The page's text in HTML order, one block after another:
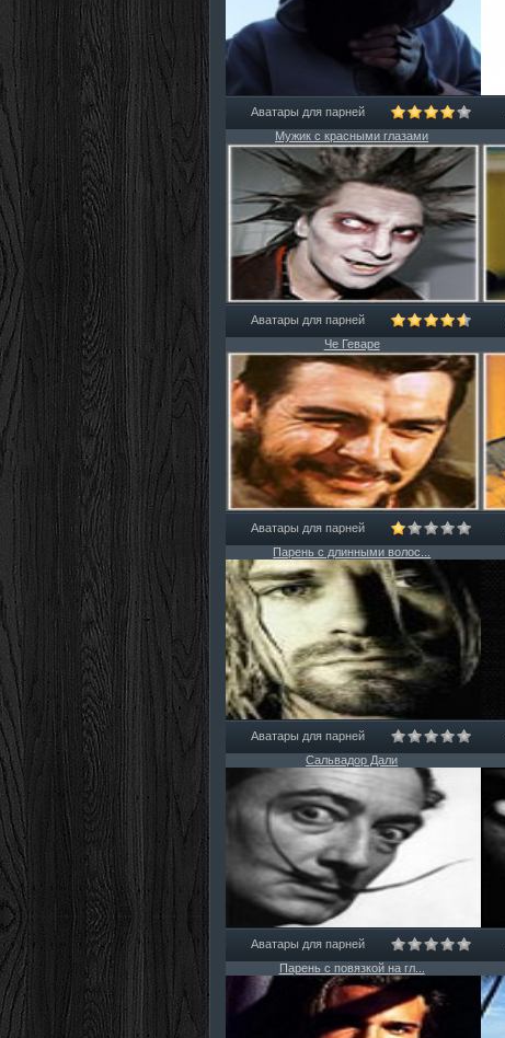
Аватары для парней
Мужик с красными глазами
Аватары для парней
Че Геваре
Аватары для парней
Парень с длинными волос...
Аватары для парней
Сальвадор Дали
Аватары для парней
Парень с повязкой на гл...